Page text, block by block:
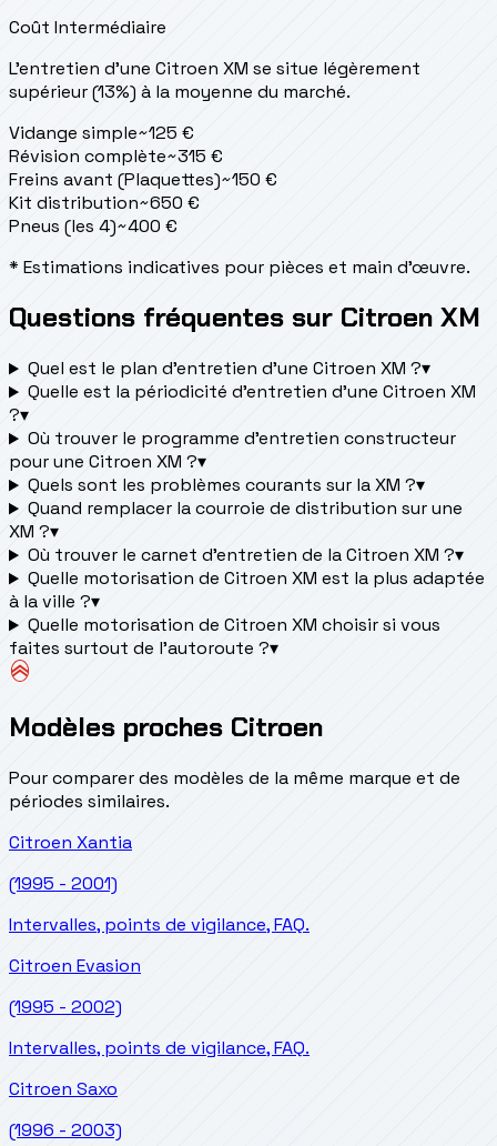
Coût Intermédiaire
L'entretien d'une Citroen XM se situe légèrement
supérieur (13%) à la moyenne du marché.
Vidange simple~125 €
Révision complète~315 €
Freins avant (Plaquettes)~150 €
Kit distribution~650 €
Pneus (les 4)~400 €
* Estimations indicatives pour pièces et main d'œuvre.
Questions fréquentes sur Citroen XM
Quel est le plan d’entretien d’une Citroen XM ?▾
Quelle est la périodicité d’entretien d’une Citroen XM
?▾
Où trouver le programme d’entretien constructeur
pour une Citroen XM ?▾
Quels sont les problèmes courants sur la XM ?▾
Quand remplacer la courroie de distribution sur une
XM ?▾
Où trouver le carnet d'entretien de la Citroen XM ?▾
Quelle motorisation de Citroen XM est la plus adaptée
à la ville ?▾
Quelle motorisation de Citroen XM choisir si vous
faites surtout de l'autoroute ?▾
Modèles proches Citroen
Pour comparer des modèles de la même marque et de
périodes similaires.
Citroen Xantia
(1995 - 2001)
Intervalles, points de vigilance, FAQ.
Citroen Evasion
(1995 - 2002)
Intervalles, points de vigilance, FAQ.
Citroen Saxo
(1996 - 2003)